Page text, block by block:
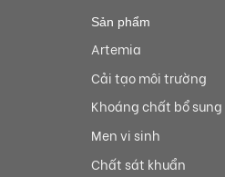
Sản phẩm
Artemia
Cải tạo môi trường
Khoáng chất bổ sung
Men vi sinh
Chất sát khuẩn